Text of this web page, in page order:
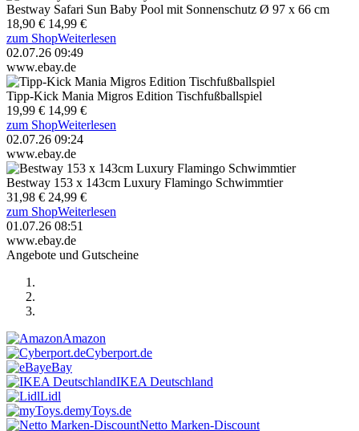
Bestway Safari Sun Baby Pool mit Sonnenschutz Ø 97 x 66 cm
18,90 € 14,99 €
zum ShopWeiterlesen
02.07.26 09:49
www.ebay.de
Tipp-Kick Mania Migros Edition Tischfußballspiel
19,99 € 14,99 €
zum ShopWeiterlesen
02.07.26 09:24
www.ebay.de
Bestway 153 x 143cm Luxury Flamingo Schwimmtier
31,98 € 24,99 €
zum ShopWeiterlesen
01.07.26 08:51
www.ebay.de
Angebote und Gutscheine
Amazon
Cyberport.de
eBay
IKEA Deutschland
Lidl
myToys.de
Netto Marken-Discount